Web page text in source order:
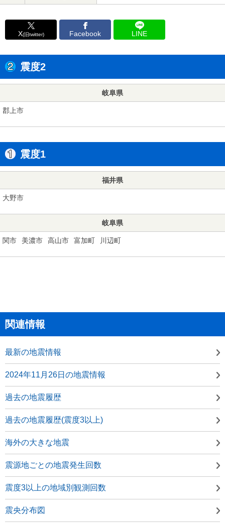
X(旧twitter) Facebook LINE
震度2
岐阜県
郡上市
震度1
福井県
大野市
岐阜県
関市 美濃市 高山市 富加町 川辺町
関連情報
最新の地震情報
2024年11月26日の地震情報
過去の地震履歴
過去の地震履歴(震度3以上)
海外の大きな地震
震源地ごとの地震発生回数
震度3以上の地域別観測回数
震央分布図